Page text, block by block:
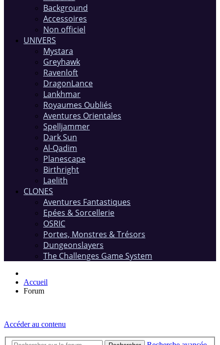
Background
Accessoires
Non officiel
UNIVERS
Mystara
Greyhawk
Ravenloft
DragonLance
Lankhmar
Royaumes Oubliés
Aventures Orientales
Spelljammer
Dark Sun
Al-Qadim
Planescape
Birthright
Laelith
CLONES
Aventures Fantastiques
Epées & Sorcellerie
OSRIC
Portes, Monstres & Trésors
Dungeonslayers
The Challenges Game System
Accueil
Forum
Accéder au contenu